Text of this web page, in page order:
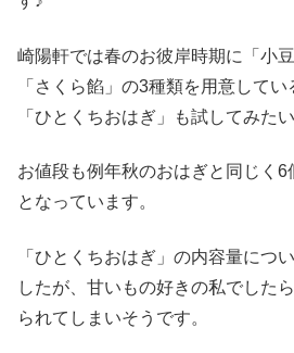
崎陽軒では春のお彼岸時期に「小
「さくら餡」の3種類を用意して
「ひとくちおはぎ」も試してみたい
お値段も例年秋のおはぎと同じく6
となっています。
「ひとくちおはぎ」の内容量につ
したが、甘いもの好きの私でした
られてしまいそうです。